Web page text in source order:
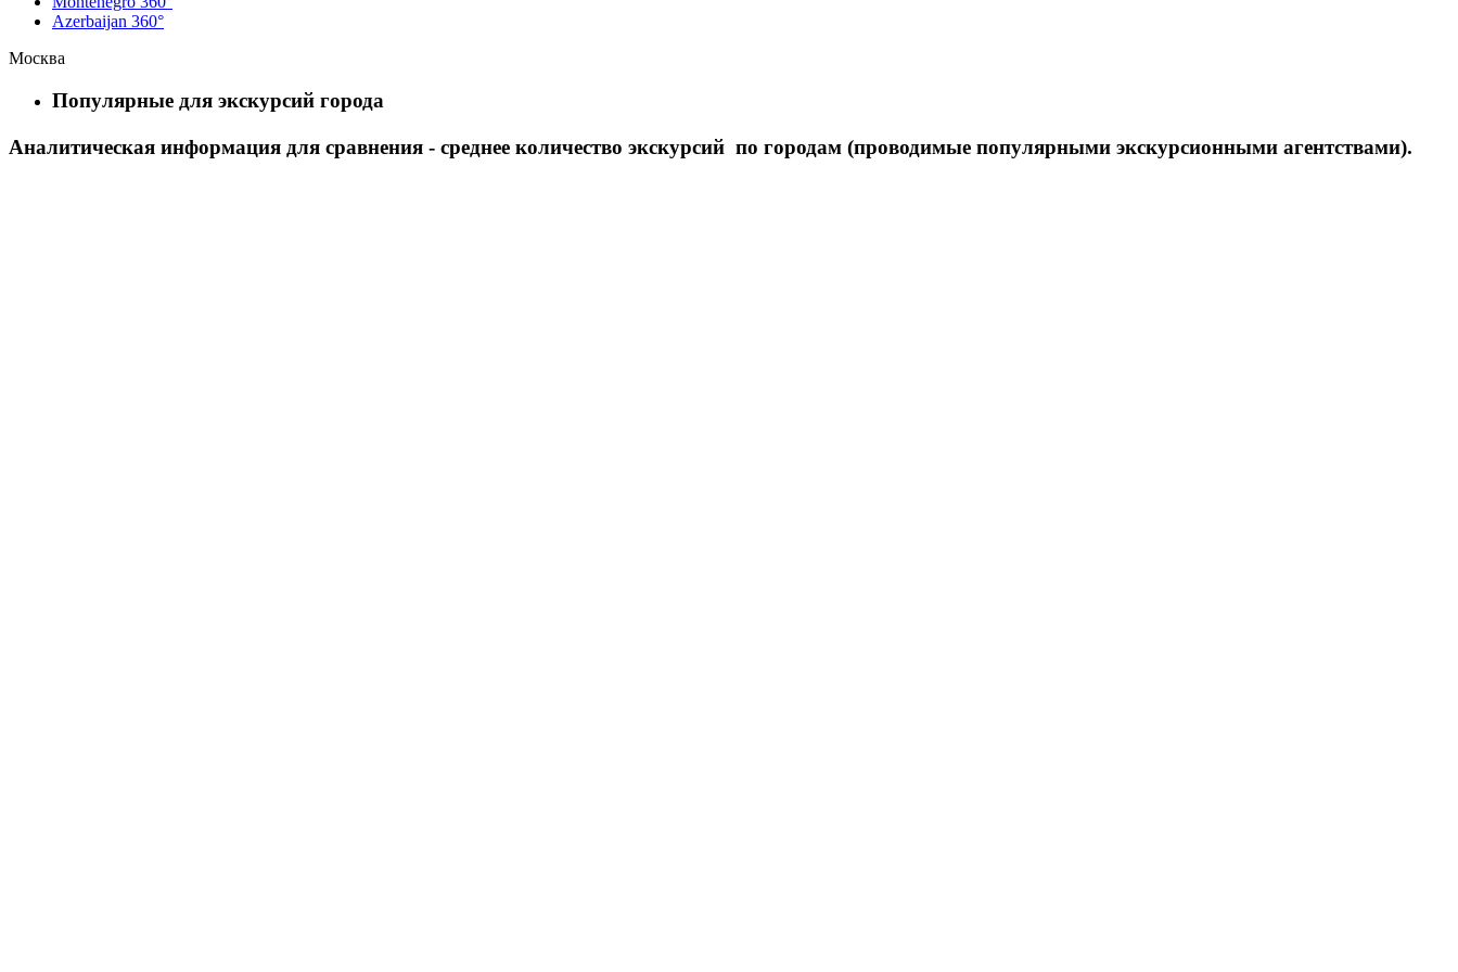
Azerbaijan 360°
Москва
Популярные для экскурсий города
Аналитическая информация для сравнения - среднее количество экскурсий по городам (проводимые популярными экскурсионными агентствами).